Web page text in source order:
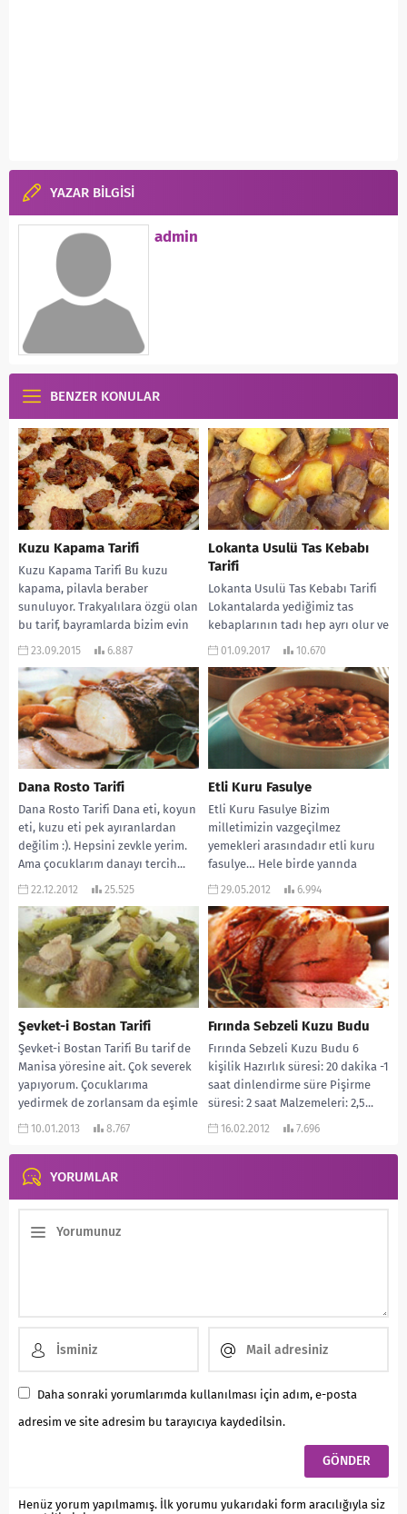
YAZAR BİLGİSİ
admin
BENZER KONULAR
Kuzu Kapama Tarifi
Kuzu Kapama Tarifi Bu kuzu
kapama, pilavla beraber
sunuluyor. Trakyalılara özgü olan
bu tarif, bayramlarda bizim evin
baş yemeğidir. Gelen...
23.09.2015 6.887
Lokanta Usulü Tas Kebabı
Tarifi
Lokanta Usulü Tas Kebabı Tarifi
Lokantalarda yediğimiz tas
kebaplarının tadı hep ayrı olur ve
severek yeriz. Peki bu lezzetli
01.09.2017 10.670
Dana Rosto Tarifi
Dana Rosto Tarifi Dana eti, koyun
eti, kuzu eti pek ayıranlardan
değilim :). Hepsini zevkle yerim.
Ama çocuklarım danayı tercih...
22.12.2012 25.525
Etli Kuru Fasulye
Etli Kuru Fasulye Bizim
milletimizin vazgeçilmez
yemekleri arasındadır etli kuru
fasulye… Hele birde yannda
pilavla turşu varsa tadına doyum
29.05.2012 6.994
Şevket-i Bostan Tarifi
Şevket-i Bostan Tarifi Bu tarif de
Manisa yöresine ait. Çok severek
yapıyorum. Çocuklarıma
yedirmek de zorlansam da eşimle
ben bayılarak...
10.01.2013 8.767
Fırında Sebzeli Kuzu Budu
Fırında Sebzeli Kuzu Budu 6
kişilik Hazırlık süresi: 20 dakika -1
saat dinlendirme süre Pişirme
süresi: 2 saat Malzemeleri: 2,5...
16.02.2012 7.696
YORUMLAR
Daha sonraki yorumlarımda kullanılması için adım, e-posta
adresim ve site adresim bu tarayıcıya kaydedilsin.
Henüz yorum yapılmamış. İlk yorumu yukarıdaki form aracılığıyla siz